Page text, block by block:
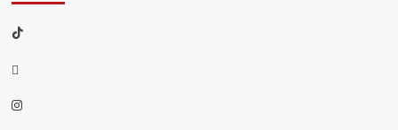
TikTok
threads
Instagram